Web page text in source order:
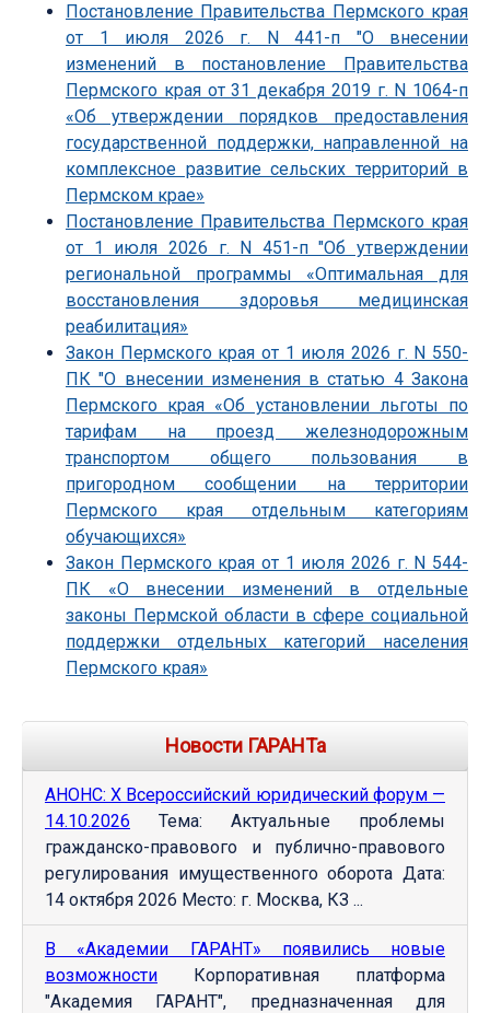
Постановление Правительства Пермского края
от 1 июля 2026 г. N 441-п "О внесении
изменений в постановление Правительства
Пермского края от 31 декабря 2019 г. N 1064-п
«Об утверждении порядков предоставления
государственной поддержки, направленной на
комплексное развитие сельских территорий в
Пермском крае»
Постановление Правительства Пермского края
от 1 июля 2026 г. N 451-п "Об утверждении
региональной программы «Оптимальная для
восстановления здоровья медицинская
реабилитация»
Закон Пермского края от 1 июля 2026 г. N 550-
ПК "О внесении изменения в статью 4 Закона
Пермского края «Об установлении льготы по
тарифам на проезд железнодорожным
транспортом общего пользования в
пригородном сообщении на территории
Пермского края отдельным категориям
обучающихся»
Закон Пермского края от 1 июля 2026 г. N 544-
ПК «О внесении изменений в отдельные
законы Пермской области в сфере социальной
поддержки отдельных категорий населения
Пермского края»
Новости ГАРАНТа
АНОНС: Х Всероссийский юридический форум —
14.10.2026 Тема: Актуальные проблемы
гражданско-правового и публично-правового
регулирования имущественного оборота Дата:
14 октября 2026 Место: г. Москва, КЗ ...
В «Академии ГАРАНТ» появились новые
возможности Корпоративная платформа
"Академия ГАРАНТ", предназначенная для